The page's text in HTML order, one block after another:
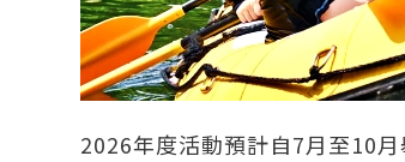
2026年度活動預計自7月至10